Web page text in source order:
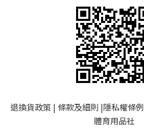
退換貨政策 | 條款及細則 |隱私權條例
體育用品社